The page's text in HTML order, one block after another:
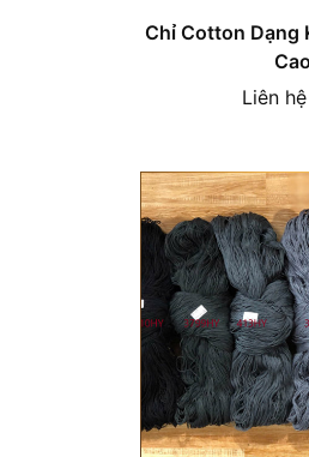
Chỉ Cotton Dạng
Cao
Liên hệ